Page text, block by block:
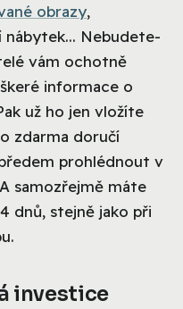
obrazy,
Nebudete-
vám ochotně
informace o
už ho jen vložíte
zdarma doručí
prohlédnout v
samozřejmě máte
dnů, stejně jako při
investice